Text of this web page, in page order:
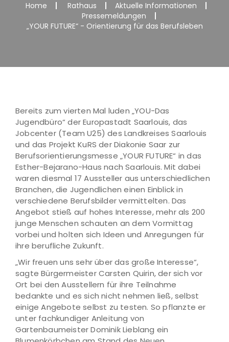
Home Rathaus
Aktuelle Informationen
Pressemeldungen
„YOUR FUTURE“ - Orientierung für das Berufsleben
Bereits zum vierten Mal luden „YOU-Das
Jugendbüro“ der Europastadt Saarlouis, das
Jobcenter (Team U25) des Landkreises Saarlouis
und das Projekt KuRS der Diakonie Saar zur
Berufsorientierungsmesse „YOUR FUTURE“ in das
Esther-Bejarano-Haus nach Saarlouis. Mit dabei
waren diesmal 17 Aussteller aus unterschiedlichen
Branchen, die Jugendlichen einen Einblick in
verschiedene Berufsbilder vermittelten. Das
Angebot stieß auf hohes Interesse, mehr als 200
junge Menschen schauten an dem Vormittag
vorbei und holten sich Ideen und Anregungen für
ihre berufliche Zukunft.
„Wir freuen uns sehr über das große Interesse“,
sagte Bürgermeister Carsten Quirin, der sich vor
Ort bei den Ausstellern für ihre Teilnahme
bedankte und es sich nicht nehmen ließ, selbst
einige Angebote selbst zu testen. So pflanzte er
unter fachkundiger Anleitung von
Gartenbaumeister Dominik Lieblang ein